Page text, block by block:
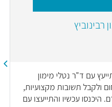
רבינוביץ
עם ד"ר נטלי מימון
ולקבל תשובות מקצועיות,
עכשיו והתייעצו עם